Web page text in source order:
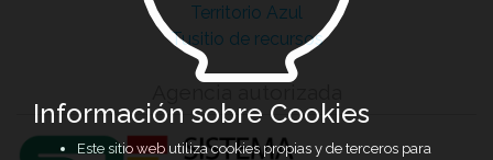
Territorio Azul
Tusitio de recursos
Información sobre Cookies
Este sitio web utiliza cookies propias y de terceros para